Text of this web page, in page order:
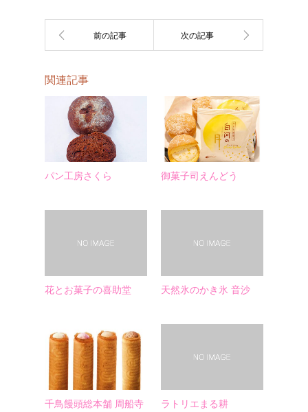
関連記事
パン工房さくら 御菓子司えんどう
花とお菓子の喜助堂 天然氷のかき氷 音沙
千鳥饅頭総本舗 周船寺
ラトリエまる耕